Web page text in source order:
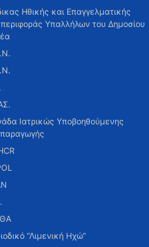
Ηθικής και Επαγγελματικής
Υπαλλήλων του Δημοσίου
Ιατρικώς Υποβοηθούμενης
“Λιμενική Ηχώ”